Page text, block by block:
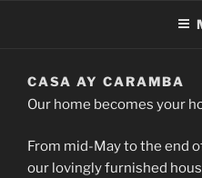
CASA AY CARAMBA
Our home becomes your
From mid-May to the end
our lovingly furnished